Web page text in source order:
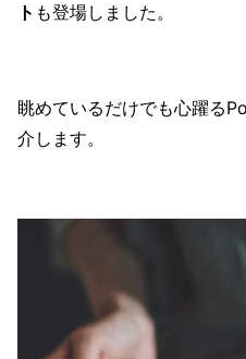
ト も登場しました。
眺めているだけでも心躍る
介します。